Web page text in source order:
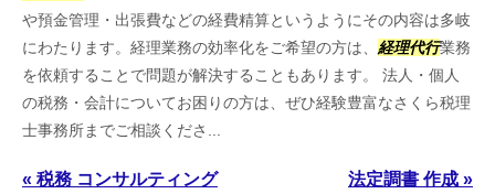
や預金管理・出張費などの経費精算というようにその内容は多岐
にわたります。経理業務の効率化をご希望の方は、 経理代行業務
を依頼することで問題が解決することもあります。 法人・個人
の税務・会計についてお困りの方は、ぜひ経験豊富なさくら税理
士事務所までご相談くださ...
« 税務 コンサルティング 法定調書 作成 »